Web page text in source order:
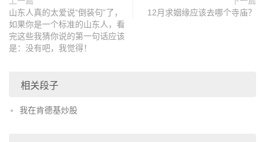
山东人真的太爱说“倒装句”了，
如果你是一个标准的山东人，看
完这些我猜你说的第一句话应该
是：没有吧，我觉得！
12月求姻缘应该去哪个寺庙？
相关段子
我在肯德基炒股